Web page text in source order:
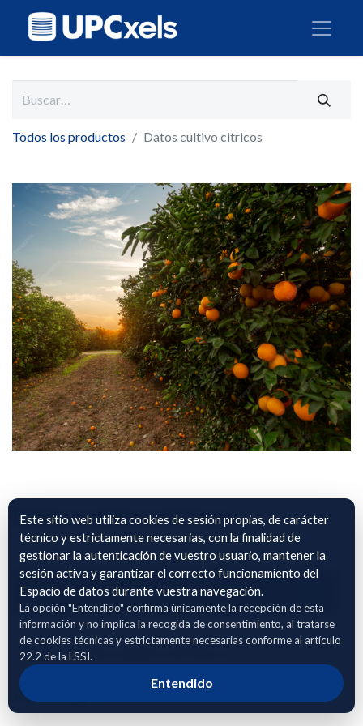
Todos los productos Datos cultivo citricos
Datos cultivo citricos
Datos georeferenciados de cultivo de citricos.
Adhierete para solicitar acceso
Compartir enlace público del dataset
Este sitio web utiliza cookies de sesión propias, de carácter
técnico y estrictamente necesarias, con la finalidad de
gestionar la autenticación de vuestro usuario, mantener la
sesión activa y garantizar el correcto funcionamiento del
Espacio de datos durante vuestra navegación.
La opción "Entendido" confirma únicamente la recepción de esta
información y no implica la recogida de consentimiento, al tratarse
de cookies técnicas y estrictamente necesarias conforme al artículo
22.2 de la LSSI.
Entendido